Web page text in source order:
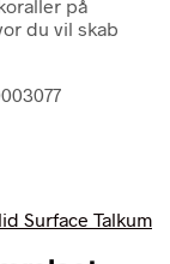
på
du vil skab